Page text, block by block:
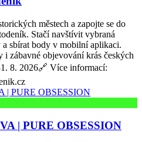
městech a zapojte se do
Stačí navštívit vybraná
sbírat body v mobilní aplikaci.
i zábavné objevování krás českých
8. 2026🔗 Více informací:
| PURE OBSESSION